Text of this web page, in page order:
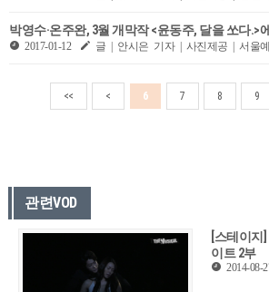
박영수·온주완, 3월 개막작 <윤동주, 달을 쏘다.>
2017-01-12 글 | 안시은 기자 | 사진제공 | 서울
<< < 6 7 8 9
관련VOD
[스테이지
이트 2부
2014-08-